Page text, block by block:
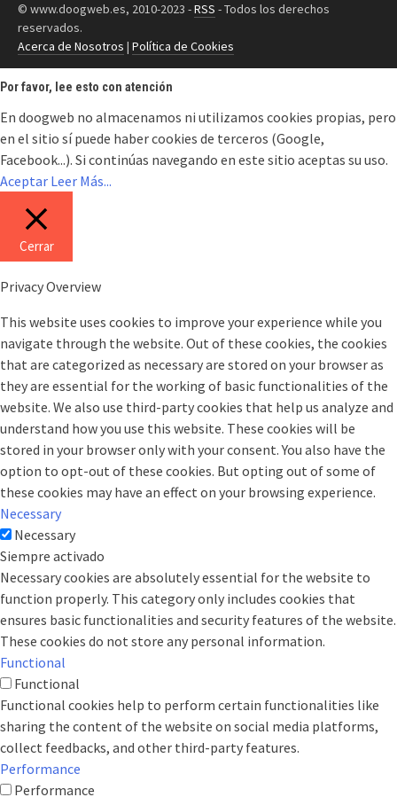
© www.doogweb.es, 2010-2023 -RSS - Todos los derechos
reservados.
Acerca de Nosotros | Política de Cookies
Por favor, lee esto con atención
En doogweb no almacenamos ni utilizamos cookies propias, pero
en el sitio sí puede haber cookies de terceros (Google,
Facebook...). Si continúas navegando en este sitio aceptas su uso.
Aceptar Leer Más...
Cerrar
Privacy Overview
This website uses cookies to improve your experience while you
navigate through the website. Out of these cookies, the cookies
that are categorized as necessary are stored on your browser as
they are essential for the working of basic functionalities of the
website. We also use third-party cookies that help us analyze and
understand how you use this website. These cookies will be
stored in your browser only with your consent. You also have the
option to opt-out of these cookies. But opting out of some of
these cookies may have an effect on your browsing experience.
Necessary
Necessary
Siempre activado
Necessary cookies are absolutely essential for the website to
function properly. This category only includes cookies that
ensures basic functionalities and security features of the website.
These cookies do not store any personal information.
Functional
Functional
Functional cookies help to perform certain functionalities like
sharing the content of the website on social media platforms,
collect feedbacks, and other third-party features.
Performance
Performance